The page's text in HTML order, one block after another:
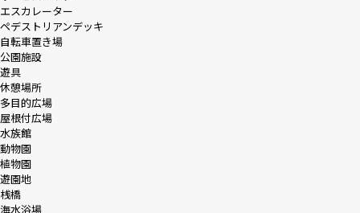
エスカレーター
ペデストリアンデッキ
自転車置き場
公園施設
遊具
休憩場所
多目的広場
屋根付広場
水族館
動物園
植物園
遊園地
桟橋
海水浴場